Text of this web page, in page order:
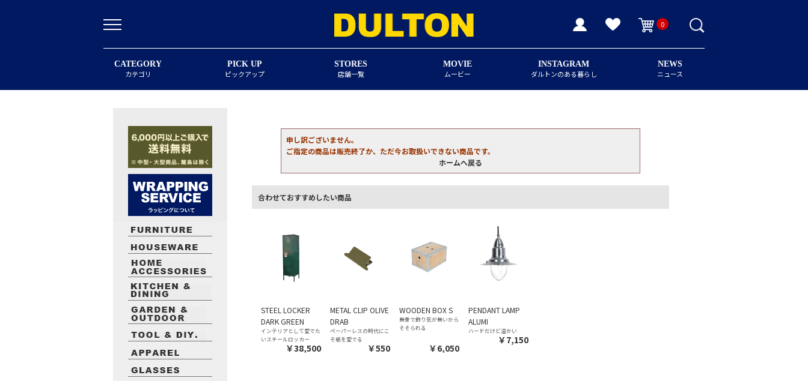
0
CATEGORY
カテゴリ
PICK UP
ピックアップ
STORES
店舗一覧
MOVIE
ムービー
INSTAGRAM
ダルトンのある暮らし
NEWS
ニュース
申し訳ございません。
ご指定の商品は販売終了か、ただ今お取扱いできない商品です。
ホームへ戻る
合わせておすすめしたい商品
STEEL LOCKER
DARK GREEN
インテリアとして愛でた
いスチールロッカー
￥38,500
METAL CLIP OLIVE
DRAB
ペーパーレスの時代にこ
そ紙を愛でる
￥550
WOODEN BOX S
無骨で飾り気が無いから
そそられる
￥6,050
PENDANT LAMP
ALUMI
ハードだけど温かい
￥7,150